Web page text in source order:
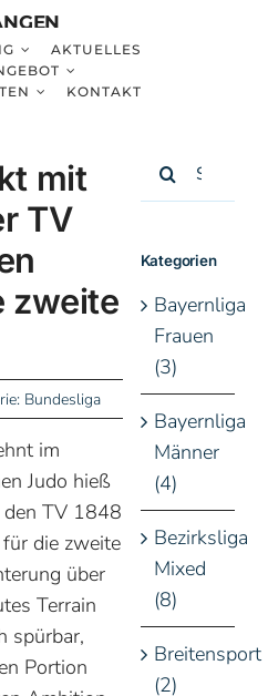
AKTUELLES
KONTAKT
mit
TV
zweite
Bundesliga
im
Judo hieß
TV 1848
die zweite
über
Terrain
spürbar,
Portion
Suche
nach:
Kategorien
Bayernliga
Frauen
(3)
Bayernliga
Männer
(4)
Bezirksliga
Mixed
(8)
Breitensport
(2)